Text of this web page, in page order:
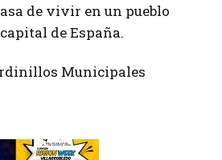
de vivir en un pueblo
de España.
Municipales